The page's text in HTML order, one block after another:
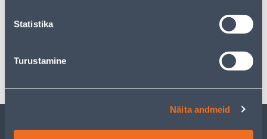
Statistika
Turustamine
Näita andmeid
Transport